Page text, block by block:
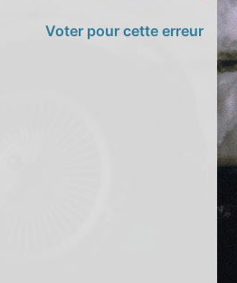
Voter pour cette erreur